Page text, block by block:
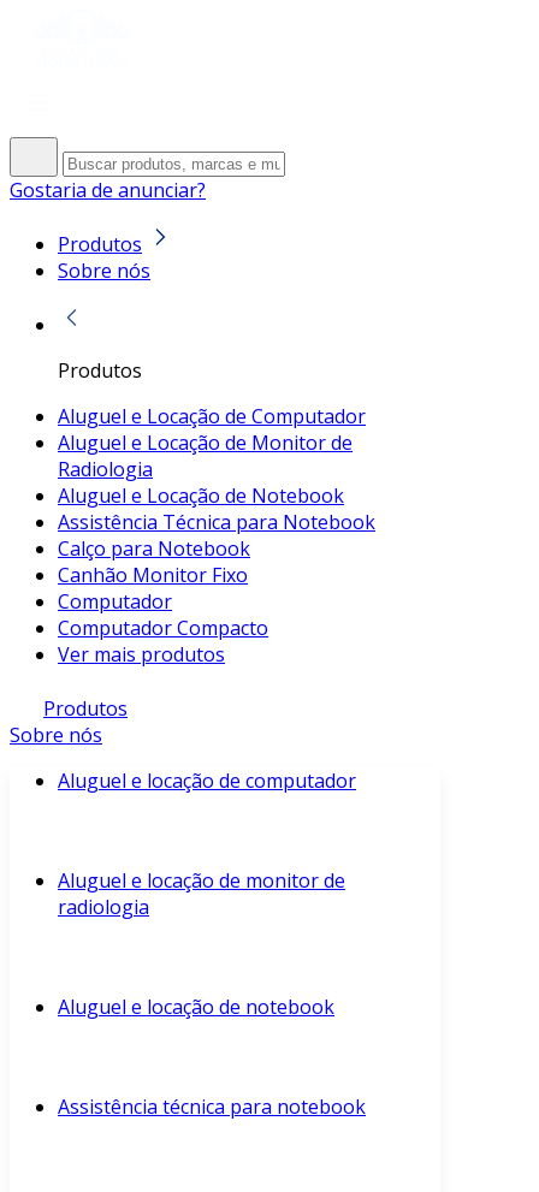
Gostaria de anunciar?
Produtos
Sobre nós
Produtos
Aluguel e Locação de Computador
Aluguel e Locação de Monitor de
Radiologia
Aluguel e Locação de Notebook
Assistência Técnica para Notebook
Calço para Notebook
Canhão Monitor Fixo
Computador
Computador Compacto
Ver mais produtos
Produtos
Sobre nós
Aluguel e locação de computador
Aluguel e locação de monitor de
radiologia
Aluguel e locação de notebook
Assistência técnica para notebook